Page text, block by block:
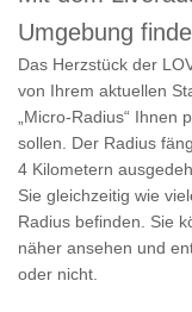
Umgebung
Das Herzstück der
von Ihrem aktuellen
„Micro-Radius“ Ihnen
sollen. Der Radius
4 Kilometern
Sie gleichzeitig wie
Radius befinden. Sie
näher ansehen und
oder nicht.